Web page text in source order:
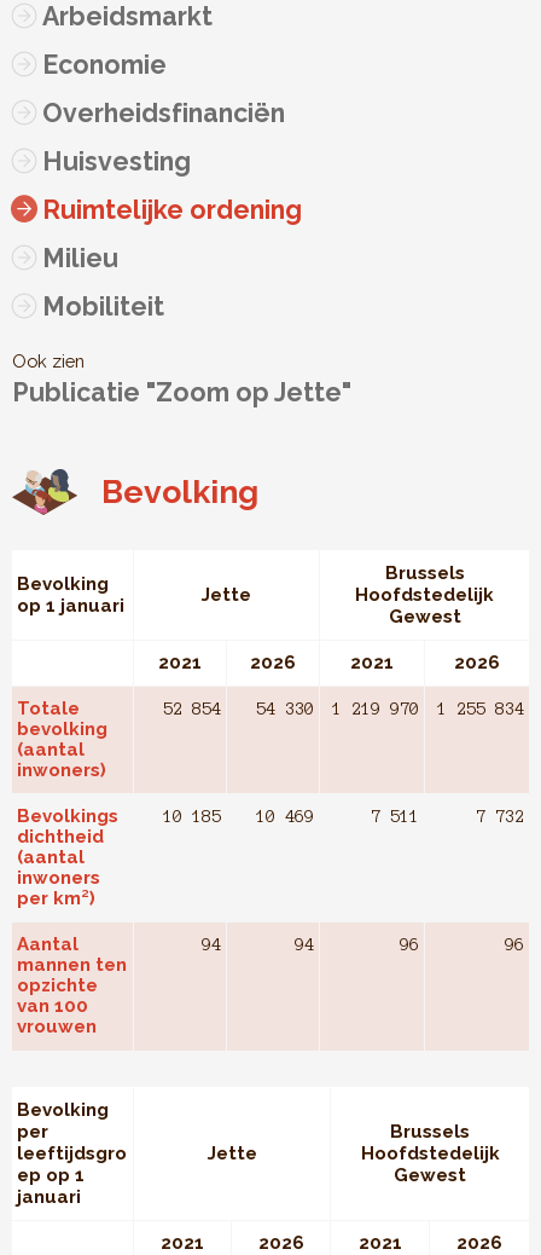
Arbeidsmarkt
Economie
Overheidsfinanciën
Huisvesting
Ruimtelijke ordening
Milieu
Mobiliteit
Ook zien
Publicatie "Zoom op Jette"
Bevolking
Bevolking
op 1 januari
Jette
Brussels
Hoofdstedelijk
Gewest
2021 2026 2021 2026
Totale
bevolking
(aantal
inwoners)
52 854 54 330 1 219 970 1 255 834
Bevolkings
dichtheid
(aantal
inwoners
per km²)
10 185 10 469 7 511 7 732
Aantal
mannen ten
opzichte
van 100
vrouwen
94 94 96 96
Bevolking
per
leeftijdsgro
ep op 1
januari
Jette
Brussels
Hoofdstedelijk
Gewest
2021 2026 2021 2026